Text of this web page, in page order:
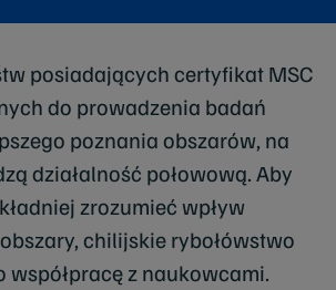
posiadających certyfikat MSC
do prowadzenia badań
poznania obszarów, na
działalność połowową. Aby
zrozumieć wpływ
chilijskie rybołówstwo
współpracę z naukowcami.